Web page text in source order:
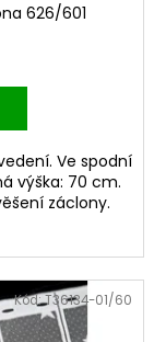
626/601
Ve spodní
výška: 70 cm.
záclony.
Kód:T36134-01/60